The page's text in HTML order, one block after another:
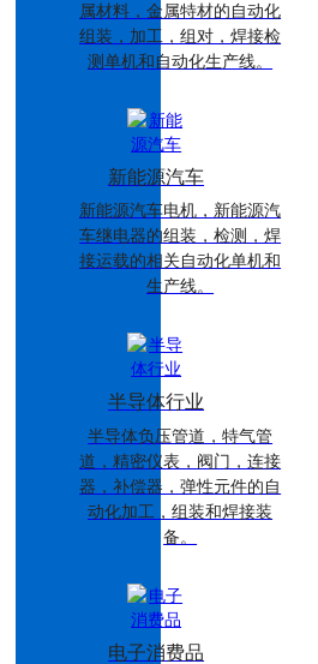
属材料，金属特材的自动化
组装，加工，组对，焊接检
测单机和自动化生产线。
新能源汽车
新能源汽车电机，新能源汽
车继电器的组装，检测，焊
接运载的相关自动化单机和
生产线。
半导体行业
半导体负压管道，特气管
道，精密仪表，阀门，连接
器，补偿器，弹性元件的自
动化加工，组装和焊接装
备。
电子消费品